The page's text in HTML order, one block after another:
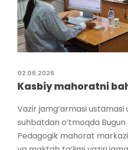
02.06.2026
Kasbiy mahoratni
Vazir jamg‘armasi
suhbatdan o‘tmoqda
Pedagogik mahorat